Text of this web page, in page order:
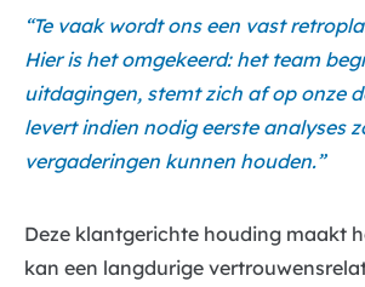
“Te vaak wordt ons een vast
Hier is het omgekeerd: het team
uitdagingen, stemt zich af op onze
levert indien nodig eerste analyses
vergaderingen kunnen houden.”
Deze klantgerichte houding maakt
kan een langdurige